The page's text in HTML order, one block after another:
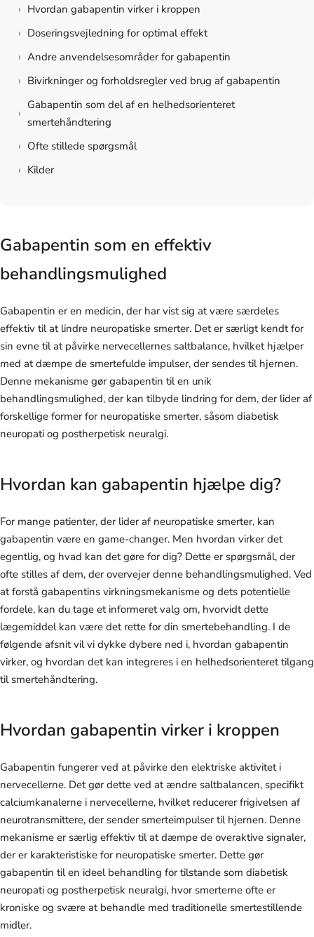
› Hvordan gabapentin virker i kroppen
› Doseringsvejledning for optimal effekt
› Andre anvendelsesområder for gabapentin
› Bivirkninger og forholdsregler ved brug af gabapentin
›
Gabapentin som del af en helhedsorienteret
smertehåndtering
› Ofte stillede spørgsmål
› Kilder
Gabapentin som en effektiv
behandlingsmulighed
Gabapentin er en medicin, der har vist sig at være særdeles
effektiv til at lindre neuropatiske smerter. Det er særligt kendt for
sin evne til at påvirke nervecellernes saltbalance, hvilket hjælper
med at dæmpe de smertefulde impulser, der sendes til hjernen.
Denne mekanisme gør gabapentin til en unik
behandlingsmulighed, der kan tilbyde lindring for dem, der lider af
forskellige former for neuropatiske smerter, såsom diabetisk
neuropati og postherpetisk neuralgi.
Hvordan kan gabapentin hjælpe dig?
For mange patienter, der lider af neuropatiske smerter, kan
gabapentin være en game-changer. Men hvordan virker det
egentlig, og hvad kan det gøre for dig? Dette er spørgsmål, der
ofte stilles af dem, der overvejer denne behandlingsmulighed. Ved
at forstå gabapentins virkningsmekanisme og dets potentielle
fordele, kan du tage et informeret valg om, hvorvidt dette
lægemiddel kan være det rette for din smertebehandling. I de
følgende afsnit vil vi dykke dybere ned i, hvordan gabapentin
virker, og hvordan det kan integreres i en helhedsorienteret tilgang
til smertehåndtering.
Hvordan gabapentin virker i kroppen
Gabapentin fungerer ved at påvirke den elektriske aktivitet i
nervecellerne. Det gør dette ved at ændre saltbalancen, specifikt
calciumkanalerne i nervecellerne, hvilket reducerer frigivelsen af
neurotransmittere, der sender smerteimpulser til hjernen. Denne
mekanisme er særlig effektiv til at dæmpe de overaktive signaler,
der er karakteristiske for neuropatiske smerter. Dette gør
gabapentin til en ideel behandling for tilstande som diabetisk
neuropati og postherpetisk neuralgi, hvor smerterne ofte er
kroniske og svære at behandle med traditionelle smertestillende
midler.